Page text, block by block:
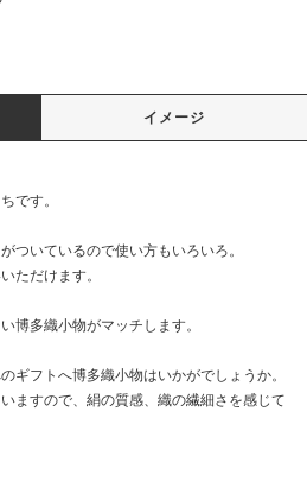
イメージ
です。
ついているので使い方もいろいろ。
ただけます。
博多織小物がマッチします。
ギフトへ博多織小物はいかがでしょうか。
ますので、絹の質感、織の繊細さを感じて